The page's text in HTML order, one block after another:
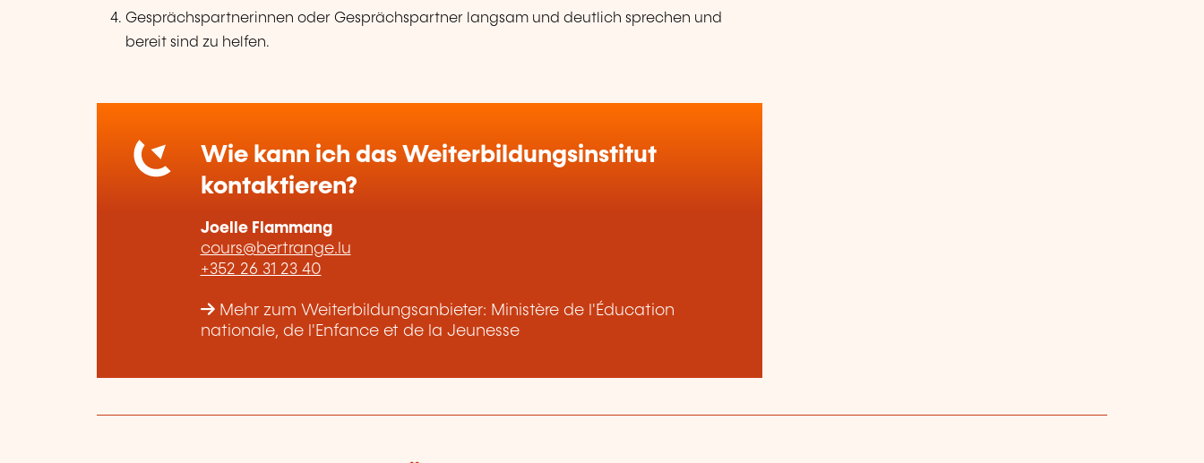
Gesprächspartnerinnen oder Gesprächspartner langsam und deutlich sprechen und
bereit sind zu helfen.
Wie kann ich das Weiterbildungsinstitut
kontaktieren?
Joelle Flammang
cours@bertrange.lu
+352 26 31 23 40
Mehr zum Weiterbildungsanbieter: Ministère de l'Éducation
nationale, de l'Enfance et de la Jeunesse